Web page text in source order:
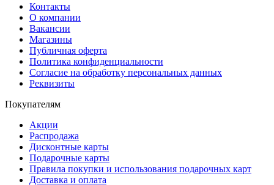
Контакты
О компании
Вакансии
Магазины
Публичная оферта
Политика конфиденциальности
Согласие на обработку персональных данных
Реквизиты
Покупателям
Акции
Распродажа
Дисконтные карты
Подарочные карты
Правила покупки и использования подарочных карт
Доставка и оплата